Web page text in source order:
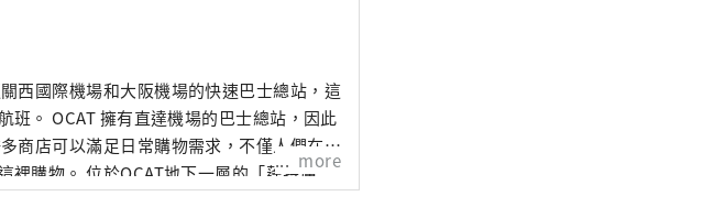
西國際機場和大阪機場的快速巴士總站，這
班。 OCAT 擁有直達機場的巴士總站，因此
商店可以滿足日常購物需求，不僅人們在等
裡購物。 位於OCAT地下一層的「蓬特廣
輝。這片露天空間視野開闊，藍天白雲盡
more